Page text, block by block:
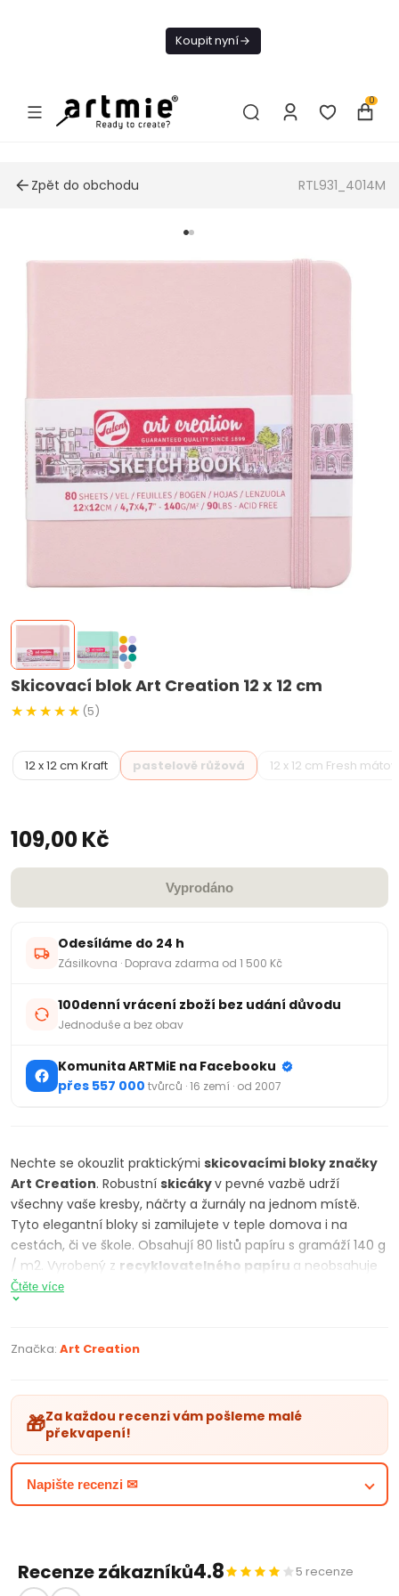
Koupit nyní
0
Zpět do obchodu RTL931_4014M
Skicovací blok Art Creation 12 x 12 cm
(5)
12 x 12 cm Kraft pastelově růžová 12 x 12 cm Fresh
109,00 Kč
Vyprodáno
Odesíláme do 24 h
Zásilkovna · Doprava zdarma od 1 500 Kč
100denní vrácení zboží bez udání důvodu
Jednoduše a bez obav
Komunita ARTMiE na Facebooku
přes 557 000 tvůrců · 16 zemí · od 2007
Nechte se okouzlit praktickými skicovacími bloky značky
Art Creation. Robustní skicákyv pevné vazbě udrží
všechny vaše kresby, náčrty a žurnály na jednom místě.
Tyto elegantní bloky si zamilujete v teple domova i na
cestách, či ve škole. Obsahují 80 listů papíru s gramáží 140 g
/ m2. Vyrobený z recyklovatelného papíru a neobsahuje
kyseliny.
kreslení pastelkami, tužkami, grafitem, dřevěným uhlím,
kvalitnímu papírunedochází k prosakování gelového nebo
oblíbíte tento praktický tvar kostky, který snadno vejde i do
vaší kabelky.
PARAMETRY PRODUKTU
skicovací blok
80 listů
Bez kyselin
Z recyklovatelného papíru
Čtěte více
Značka: Art Creation
🎁Za každou recenzi vám pošleme malé
překvapení!
Napište recenzi ✉
Recenze zákazníků4.8 5 recenze